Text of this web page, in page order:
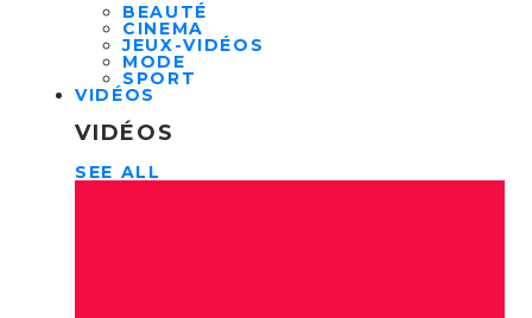
BEAUTÉ
CINEMA
JEUX-VIDÉOS
MODE
SPORT
VIDÉOS
VIDÉOS
SEE ALL